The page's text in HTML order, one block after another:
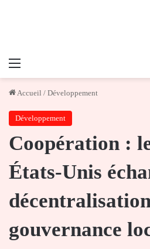
Menu
Accueil / Développement
Développement
Coopération :
États-Unis
gouvernance